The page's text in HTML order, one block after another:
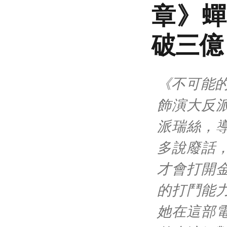
章》
破三億
《不可
飾演大反
派瑞絲，
多說廢話
才會打開
的打鬥能
她在這部